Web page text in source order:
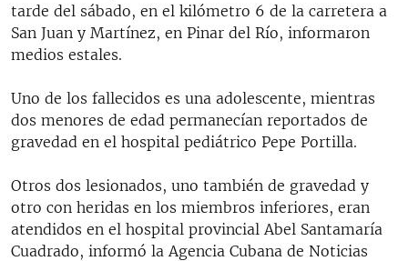
DESINFORMACIÓN RUSA EN AMÉRICA LATINA
LA INVASIÓN DE RUSIA A UCRANIA
tarde del sábado, en el kilómetro 6 de la carretera a
San Juan y Martínez, en Pinar del Río, informaron
medios estales.
Uno de los fallecidos es una adolescente, mientras
dos menores de edad permanecían reportados de
gravedad en el hospital pediátrico Pepe Portilla.
Otros dos lesionados, uno también de gravedad y
otro con heridas en los miembros inferiores, eran
atendidos en el hospital provincial Abel Santamaría
Cuadrado, informó la Agencia Cubana de Noticias